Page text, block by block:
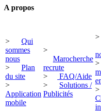
A propos
> Qui
sommes
nous
> Plan
du site
>
Application
mobile
>
Marocherche
recrute
>
FAQ/Aide
> Solutions /
Publicités
>